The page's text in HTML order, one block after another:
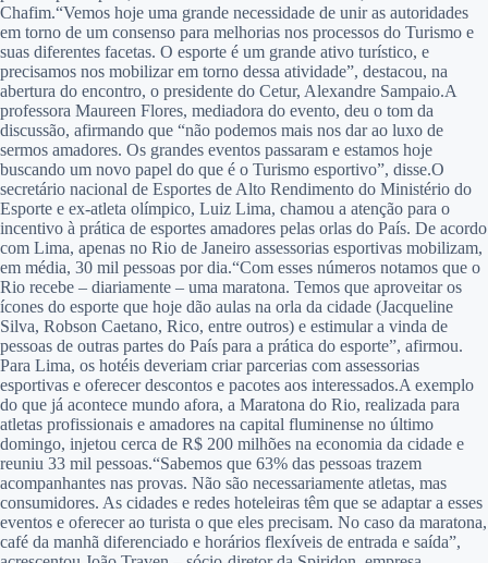
Chafim.“Vemos hoje uma grande necessidade de unir as autoridades
em torno de um consenso para melhorias nos processos do Turismo e
suas diferentes facetas. O esporte é um grande ativo turístico, e
precisamos nos mobilizar em torno dessa atividade”, destacou, na
abertura do encontro, o presidente do Cetur, Alexandre Sampaio.A
professora Maureen Flores, mediadora do evento, deu o tom da
discussão, afirmando que “não podemos mais nos dar ao luxo de
sermos amadores. Os grandes eventos passaram e estamos hoje
buscando um novo papel do que é o Turismo esportivo”, disse.O
secretário nacional de Esportes de Alto Rendimento do Ministério do
Esporte e ex-atleta olímpico, Luiz Lima, chamou a atenção para o
incentivo à prática de esportes amadores pelas orlas do País. De acordo
com Lima, apenas no Rio de Janeiro assessorias esportivas mobilizam,
em média, 30 mil pessoas por dia.“Com esses números notamos que o
Rio recebe – diariamente – uma maratona. Temos que aproveitar os
ícones do esporte que hoje dão aulas na orla da cidade (Jacqueline
Silva, Robson Caetano, Rico, entre outros) e estimular a vinda de
pessoas de outras partes do País para a prática do esporte”, afirmou.
Para Lima, os hotéis deveriam criar parcerias com assessorias
esportivas e oferecer descontos e pacotes aos interessados.A exemplo
do que já acontece mundo afora, a Maratona do Rio, realizada para
atletas profissionais e amadores na capital fluminense no último
domingo, injetou cerca de R$ 200 milhões na economia da cidade e
reuniu 33 mil pessoas.“Sabemos que 63% das pessoas trazem
acompanhantes nas provas. Não são necessariamente atletas, mas
consumidores. As cidades e redes hoteleiras têm que se adaptar a esses
eventos e oferecer ao turista o que eles precisam. No caso da maratona,
café da manhã diferenciado e horários flexíveis de entrada e saída”,